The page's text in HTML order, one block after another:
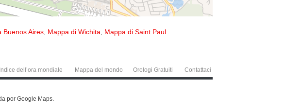
Buenos Aires Mappa di Wichita Mappa di Saint Paul
Indice dell’ora mondiale Mappa del mondo Orologi Gratuiti Contattaci
por Google Maps.